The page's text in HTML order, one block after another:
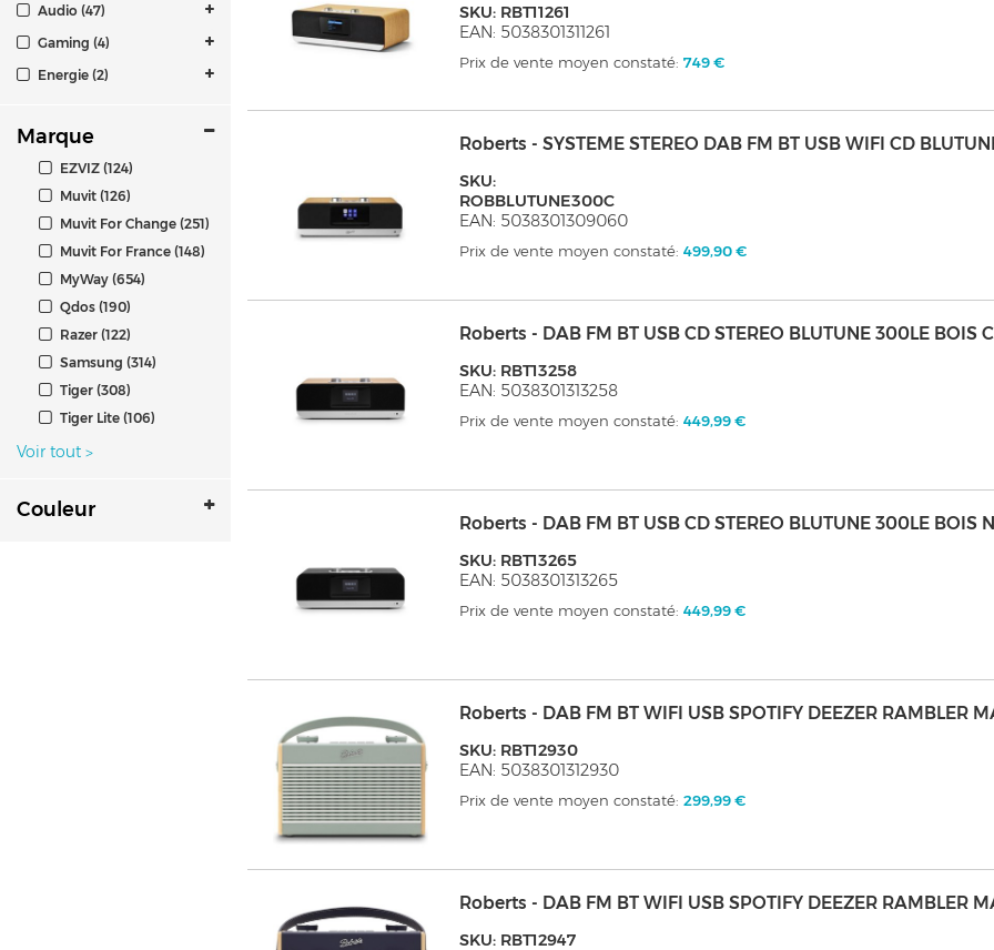
Audio (47)
Gaming (4)
Energie (2)
Marque
EZVIZ (124)
Muvit (126)
Muvit For Change (251)
Muvit For France (148)
MyWay (654)
Qdos (190)
Razer (122)
Samsung (314)
Tiger (308)
Tiger Lite (106)
Voir tout >
Couleur
SKU: RBT11261
EAN: 5038301311261
Prix de vente moyen constaté:749 €
Roberts - SYSTEME STEREO DAB FM BT USB WIFI CD
SKU:
ROBBLUTUNE300C
EAN: 5038301309060
Prix de vente moyen constaté:499,90 €
Roberts - DAB FM BT USB CD STEREO BLUTUNE 300LE BOIS
SKU: RBT13258
EAN: 5038301313258
Prix de vente moyen constaté:449,99 €
Roberts - DAB FM BT USB CD STEREO BLUTUNE 300LE BOIS
SKU: RBT13265
EAN: 5038301313265
Prix de vente moyen constaté:449,99 €
Roberts - DAB FM BT WIFI USB SPOTIFY DEEZER RAMBLER
SKU: RBT12930
EAN: 5038301312930
Prix de vente moyen constaté:299,99 €
Roberts - DAB FM BT WIFI USB SPOTIFY DEEZER RAMBLER
SKU: RBT12947